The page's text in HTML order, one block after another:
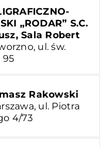
„RODAR” S.C.
Sala Robert
ul. św.
95
Rakowski
ul. Piotra
4/73